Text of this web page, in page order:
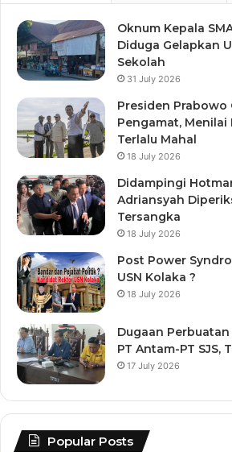
Oknum Kepala
Diduga Gelapkan
Sekolah
31 July 2026
Presiden Prabowo
Pengamat, Menilai
Terlalu Mahal
18 July 2026
Didampingi
Adriansyah
Tersangka
18 July 2026
Post Power
USN Kolaka ?
18 July 2026
Dugaan
PT Antam-PT SJS,
17 July 2026
Popular Posts